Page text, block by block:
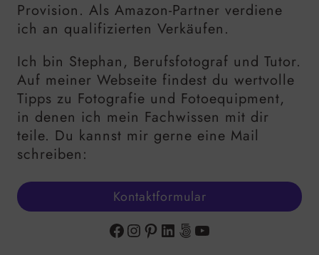
Provision. Als Amazon-Partner verdiene
ich an qualifizierten Verkäufen.
Ich bin Stephan, Berufsfotograf und Tutor.
Auf meiner Webseite findest du wertvolle
Tipps zu Fotografie und Fotoequipment,
in denen ich mein Fachwissen mit dir
teile. Du kannst mir gerne eine Mail
schreiben:
Kontaktformular
Facebook
Instagram
Pinterest
LinkedIn
500px
YouTube